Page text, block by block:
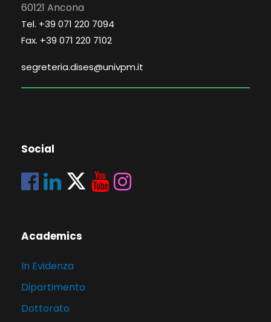
60121 Ancona
Tel. +39 071 220 7094
Fax. +39 071 220 7102
segreteria.dises@univpm.it
Social
Academics
In Evidenza
Dipartimento
Dottorato